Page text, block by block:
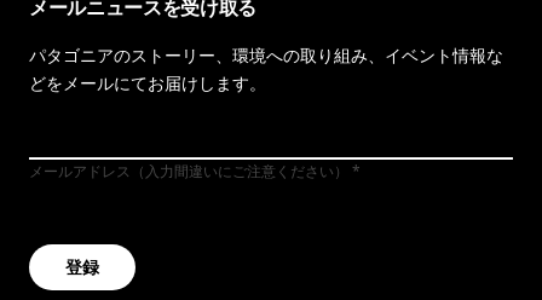
メールニュースを受け取る
パタゴニアのストーリー、環境への取り組み、イベント情報な
どをメールにてお届けします。
メールアドレス（入力間違いにご注意ください）
登録